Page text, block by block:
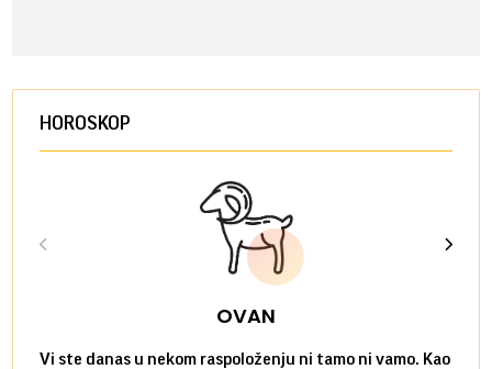
HOROSKOP
OVAN
Vi ste danas u nekom raspoloženju ni tamo ni vamo. Kao